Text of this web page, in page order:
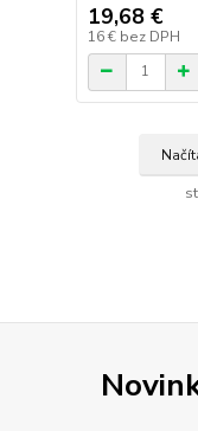
19,68 €
16 € bez DPH